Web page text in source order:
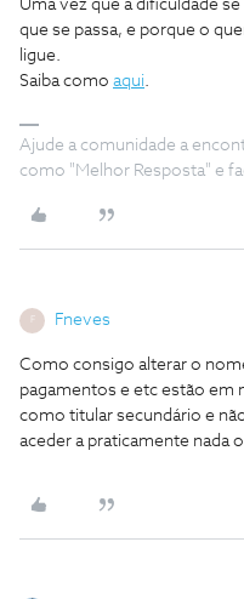
Uma vez que a dificuldade
que se passa, e porque o
ligue.
Saiba como aqui
Ajude a comunidade a
como "Melhor Resposta" e
Fneves
Como consigo alterar o
pagamentos e etc estão em
como titular secundário e
aceder a praticamente nada